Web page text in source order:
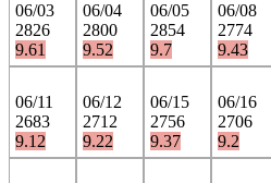
06/03
2826
9.61
06/04
2800
9.52
06/05
2854
9.7
06/08
2774
9.43
06/11
2683
9.12
06/12
2712
9.22
06/15
2756
9.37
06/16
2706
9.2